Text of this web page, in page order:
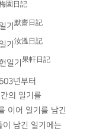
園日記
기 默齋日記
기 汝溫日記
일기 果軒日記
년부터
의 일기를
이어 일기를 남긴
이 남긴 일기에는